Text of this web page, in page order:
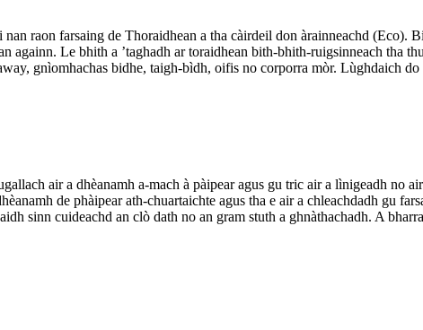
raon farsaing de Thoraidhean a tha càirdeil don àrainneachd (Eco).
againn. Le bhith a ’taghadh ar toraidhean bith-bhith-ruigsinneach tha
gnìomhachas bidhe, taigh-bìdh, oifis no corporra mòr. Lùghdaich
air a dhèanamh a-mach à pàipear agus gu tric air a lìnigeadh no
de phàipear ath-chuartaichte agus tha e air a chleachdadh gu
sinn cuideachd an clò dath no an gram stuth a ghnàthachadh. A